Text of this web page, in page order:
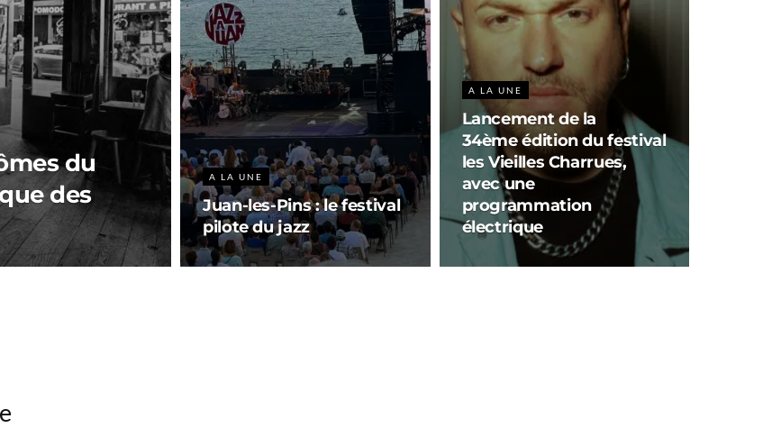
du
des
A LA UNE
Juan-les-Pins : le festival
pilote du jazz
A LA UNE
Lancement de la
34ème édition du festival
les Vieilles Charrues,
avec une
programmation
électrique